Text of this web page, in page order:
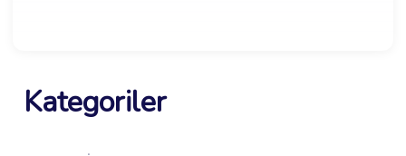
Kategoriler